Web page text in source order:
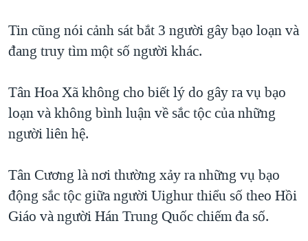
Tin cũng nói cảnh sát bắt 3 người gây bạo loạn và
đang truy tìm một số người khác.
Tân Hoa Xã không cho biết lý do gây ra vụ bạo
loạn và không bình luận về sắc tộc của những
người liên hệ.
Tân Cương là nơi thường xảy ra những vụ bạo
động sắc tộc giữa người Uighur thiểu số theo Hồi
Giáo và người Hán Trung Quốc chiếm đa số.